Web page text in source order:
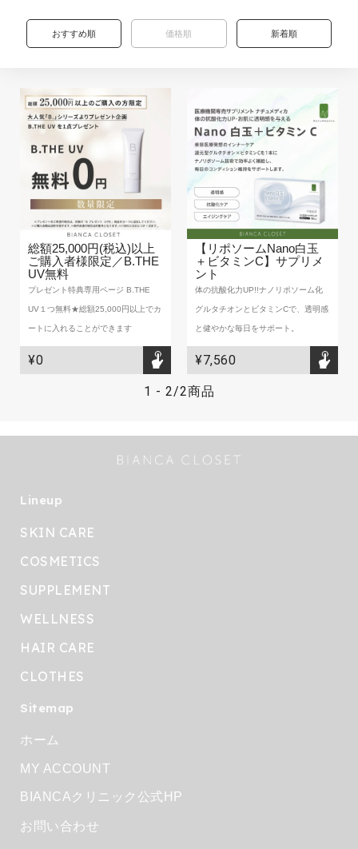
おすすめ順 価格順 新着順
総額25,000円(税込)以上
ご購入者様限定／B.THE
UV無料
プレゼント特典専用ページ B.THE
UV１つ無料★総額25,000円以上でカ
ートに入れることができます
¥0
【リポソームNano白玉
＋ビタミンC】サプリメ
ント
体の抗酸化力UP!!ナノリポソーム化
グルタチオンとビタミンCで、透明感
と健やかな毎日をサポート。
¥7,560
1 - 2/2商品
Lineup
SKIN CARE
COSMETICS
SUPPLEMENT
WELLNESS
HAIR CARE
CLOTHES
Sitemap
ホーム
MY ACCOUNT
BIANCAクリニック公式HP
お問い合わせ